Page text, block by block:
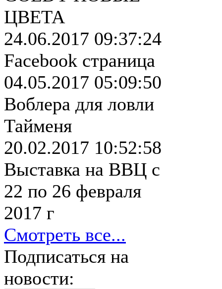
ЦВЕТА
24.06.2017 09:37:24
Facebook страница
04.05.2017 05:09:50
Воблера для ловли
Тайменя
20.02.2017 10:52:58
Выставка на ВВЦ с
22 по 26 февраля
2017 г
Смотреть все...
Подписаться на
новости: